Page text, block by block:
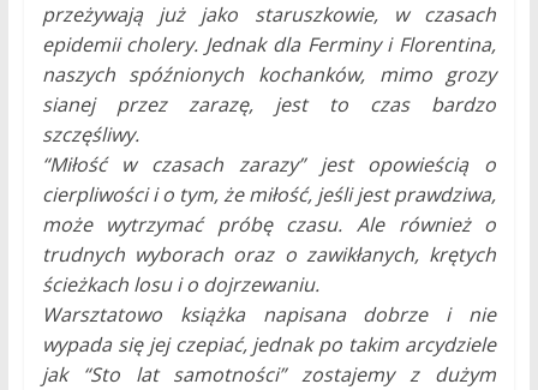
przeżywają już jako staruszkowie, w czasach
epidemii cholery. Jednak dla Ferminy i Florentina,
naszych spóźnionych kochanków, mimo grozy
sianej przez zarazę, jest to czas bardzo
szczęśliwy.
“Miłość w czasach zarazy” jest opowieścią o
cierpliwości i o tym, że miłość, jeśli jest prawdziwa,
może wytrzymać próbę czasu. Ale również o
trudnych wyborach oraz o zawikłanych, krętych
ścieżkach losu i o dojrzewaniu.
Warsztatowo książka napisana dobrze i nie
wypada się jej czepiać, jednak po takim arcydziele
jak “Sto lat samotności” zostajemy z dużym